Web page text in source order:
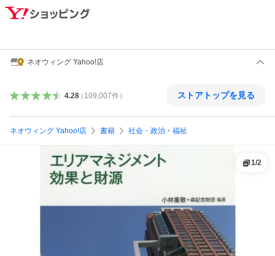
ネオウィング Yahoo!店
4.28（ 109,007件） ストアトップを見る
ネオウィング Yahoo!店 書籍 社会・政治・福祉
1/2